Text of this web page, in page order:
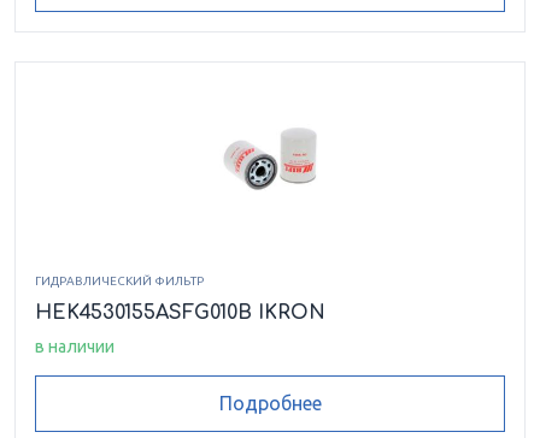
HEK8640329ASFG025HCB
HEK8640428ASFG006LCB
HEK8640428ASFG010LCB
ГИДРАВЛИЧЕСКИЙ ФИЛЬТР
HEK4530155ASFG010B IKRON
в наличии
Подробнее